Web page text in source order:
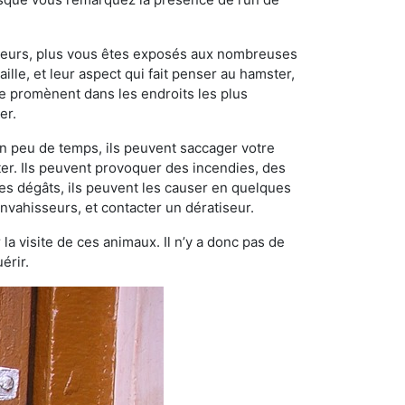
plus vous êtes exposés aux nombreuses
et leur aspect qui fait penser au hamster,
promènent dans les endroits les plus
peu de temps, ils peuvent saccager votre
Ils peuvent provoquer des incendies, des
dégâts, ils peuvent les causer en quelques
et contacter un dératiseur.
visite de ces animaux. Il n’y a donc pas de